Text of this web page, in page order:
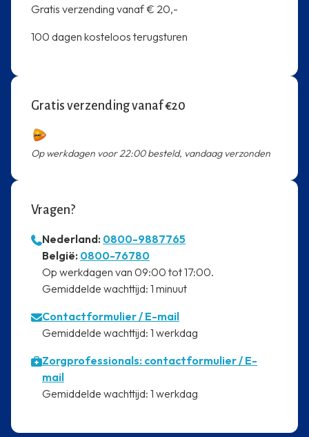
Gratis verzending vanaf € 20,-
100 dagen kosteloos terugsturen
Gratis verzending vanaf €20
Op werkdagen voor 22:00 besteld, vandaag verzonden
Vragen?
Nederland: 0800-9887765
⁠België: 0800-76780
⁠Op werkdagen van 09:00 tot 17:00.
⁠Gemiddelde wachttijd: 1 minuut
Contactformulier/ E-mail
⁠Gemiddelde wachttijd: 1 werkdag
Zorgprofessionals: contactformulier / E-
mail
⁠Gemiddelde wachttijd: 1 werkdag